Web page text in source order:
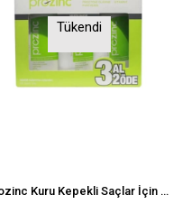
Tükendi
Prozinc Kuru Kepekli Saçlar İçin Şampuan 3 Al 2 Öde